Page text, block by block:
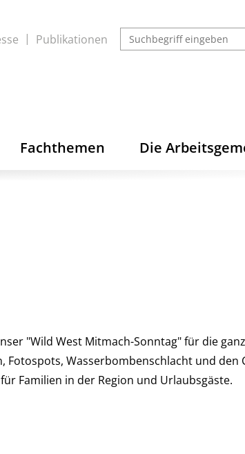
Publikationen
Fachthemen Die
"Wild West Mitmach-Sonntag" für die
Wasserbombenschlacht und den
Familien in der Region und Urlaubsgäste.